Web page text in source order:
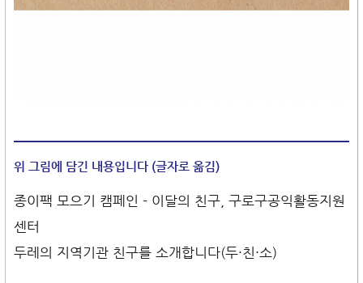
위 그림에 담긴 내용입니다 (글자로 옮김)
종이팩 모으기 캠페인 - 이달의 친구, 구로구공익활동지원
센터
두레의 지역기관 친구를 소개합니다(두·친·소)